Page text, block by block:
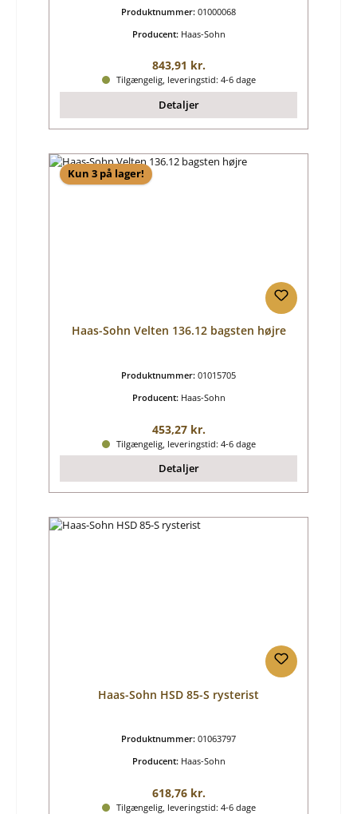
Produktnummer: 01000068
Producent: Haas-Sohn
Almindelig pris:
843,91 kr.
Tilgængelig, leveringstid: 4-6 dage
Detaljer
Kun 3 på lager!
Haas-Sohn Velten 136.12 bagsten højre
Produktnummer: 01015705
Producent: Haas-Sohn
Almindelig pris:
453,27 kr.
Tilgængelig, leveringstid: 4-6 dage
Detaljer
Haas-Sohn HSD 85-S rysterist
Produktnummer: 01063797
Producent: Haas-Sohn
Almindelig pris:
618,76 kr.
Tilgængelig, leveringstid: 4-6 dage